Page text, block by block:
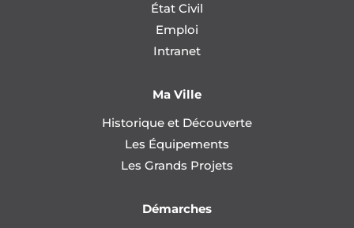
État Civil
Emploi
Intranet
Ma Ville
Historique et Découverte
Les Équipements
Les Grands Projets
Démarches